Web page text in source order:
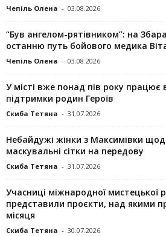
Чепіль Олена - 03.08.2026
“Був ангелом-рятівником”: на
останню путь бойового медика
Чепіль Олена - 03.08.2026
У місті вже понад пів року працює
підтримки родин Героїв
Скиба Тетяна - 31.07.2026
Небайдужі жінки з Максимівки
маскувальні сітки на передову
Скиба Тетяна - 31.07.2026
Учасниці міжнародної мистецької
представили проєкти, над якими
місяця
Скиба Тетяна - 30.07.2026